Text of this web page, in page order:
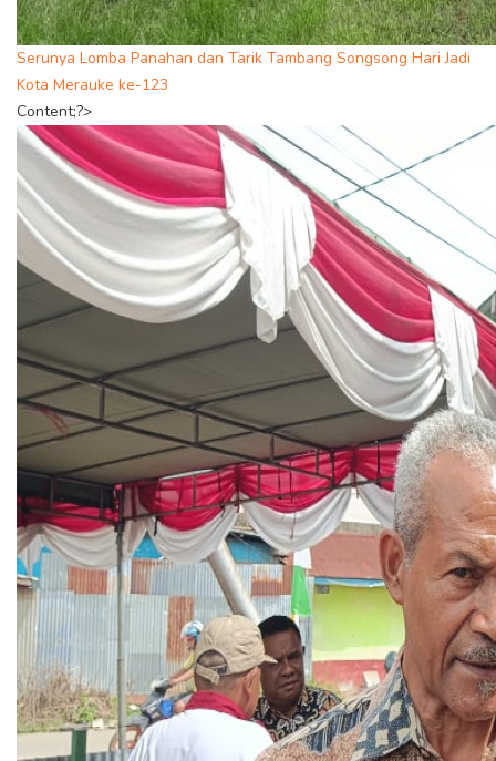
Serunya Lomba Panahan dan Tarik Tambang Songsong Hari Jadi
Kota Merauke ke-123
Content;?>